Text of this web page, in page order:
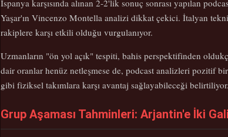
İspanya karşısında alınan 2-2'lik sonuç sonrası yapılan
Yaşar'ın Vincenzo Montella analizi dikkat çekici. İtalyan
rakiplere karşı etkili olduğu vurgulanıyor.
Uzmanların "ön yol açık" tespiti, bahis perspektifinden
dair oranlar henüz netleşmese de, podcast analizleri pozitif
gibi fiziksel takımlara karşı avantaj sağlayabileceği belirtiliyor.
Grup Aşaması Tahminleri: Arjantin'e İki